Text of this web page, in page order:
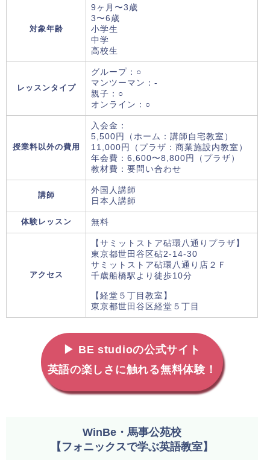
対象年齢
9ヶ月〜3歳
3〜6歳
小学生
中学
高校生
レッスンタイプ
グループ：○
マンツーマン：-
親子：○
オンライン：○
授業料以外の費用
入会金：
5,500円（ホーム：講師自宅教室）
11,000円（プラザ：商業施設内教室）
年会費：6,600〜8,800円（プラザ）
教材費：要問い合わせ
講師
外国人講師
日本人講師
体験レッスン 無料
アクセス
【サミットストア砧環八通りプラザ】
東京都世田谷区砧2-14-30
サミットストア砧環八通り店２Ｆ
千歳船橋駅より徒歩10分
【経堂５丁目教室】
東京都世田谷区経堂５丁目
▶ BE studioの公式サイト
英語の楽しさに触れる無料体験！
WinBe・馬事公苑校
【フォニックスで学ぶ英語教室】